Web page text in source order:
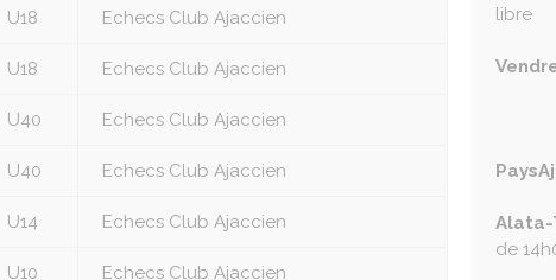
U18 Echecs Club Ajaccien
U18 Echecs Club Ajaccien
U40 Echecs Club Ajaccien
U40 Echecs Club Ajaccien
U14 Echecs Club Ajaccien
U10 Echecs Club Ajaccien
libre
Alata-
de